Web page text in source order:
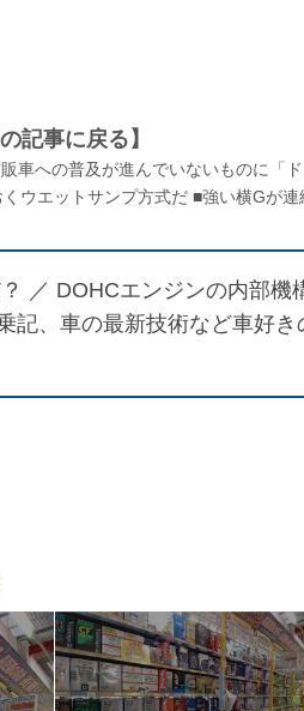
の記事に戻る】
車への普及が進んでいないものに「
ウエットサンプ方式だ ■強い横Gが連
／ DOHCエンジンの内部機
記、車の最新技術など車好